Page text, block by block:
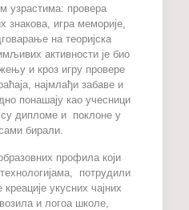
узрастима: провера
знакова, игра меморије,
на теоријска
активности је био
и кроз игру провере
најмлађи забаве и
понашају као учесници
су дипломе и поклоне у
бирали.
профила који
потрудили
укусних чајних
и логоа школе,